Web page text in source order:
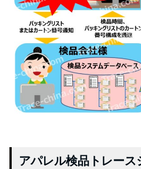
アパレル検品トレー